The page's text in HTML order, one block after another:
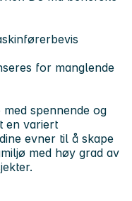
for manglende
spennende og
en variert
evner til å skape
med høy grad av